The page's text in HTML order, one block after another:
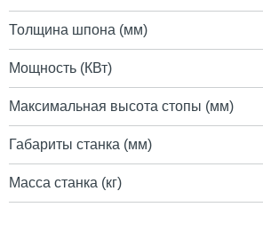
Толщина шпона (мм)
Мощность (КВт)
Максимальная высота стопы (мм)
Габариты станка (мм)
Масса станка (кг)